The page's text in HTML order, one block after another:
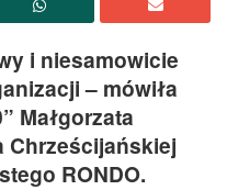
i niesamowicie
– mówiła
Małgorzata
Chrześcijańskiej
RONDO.